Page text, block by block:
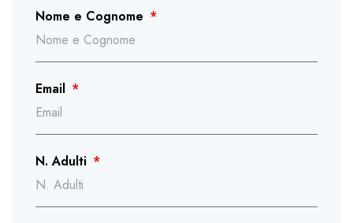
Nome e Cognome
Email
N. Adulti